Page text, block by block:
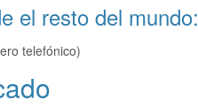
el resto del mundo:
telefónico)